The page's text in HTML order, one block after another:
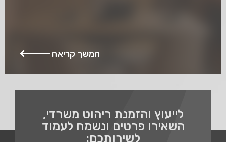
המשך קריאה
לייעוץ והזמנת ריהוט משרדי,
השאירו פרטים ונשמח לעמוד
לשירותכם: